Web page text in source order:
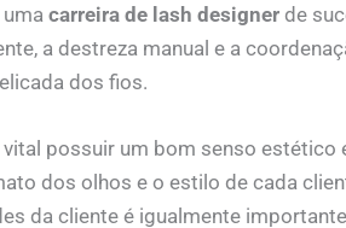
carreira de lash designerde
a destreza manual e a
dos fios.
vital possuir um bom senso
dos olhos e o estilo de cada
da cliente é igualmente